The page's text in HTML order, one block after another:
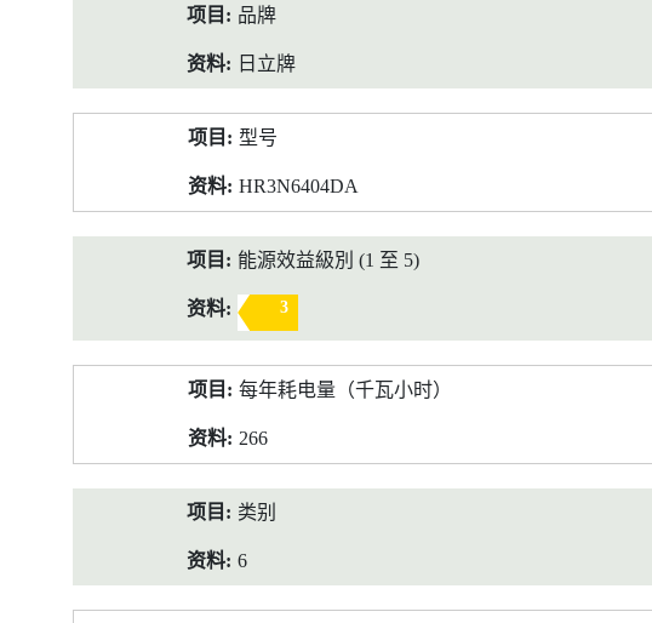
品牌
日立牌
型号
HR3N6404DA
能源效益級別 (1 至 5)
3
每年耗电量（千瓦小时）
266
类别
6